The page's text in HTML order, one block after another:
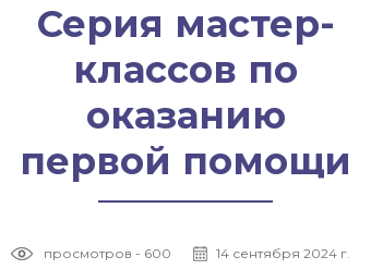
Серия мастер-
классов по
оказанию
первой помощи
просмотров - 600 14 сентября 2024 г.